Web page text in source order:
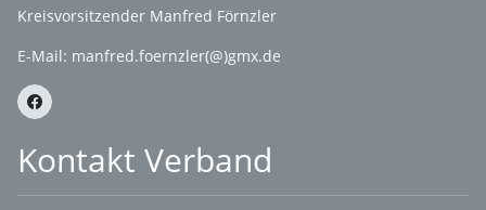
Kreisvorsitzender Manfred Förnzler
E-Mail: manfred.foernzler(@)gmx.de
Kontakt Verband